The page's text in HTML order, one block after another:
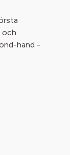
och
hand -